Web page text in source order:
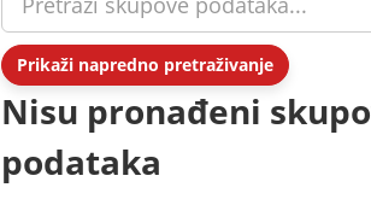
Prikaži napredno pretraživanje
Nisu pronađeni
podataka